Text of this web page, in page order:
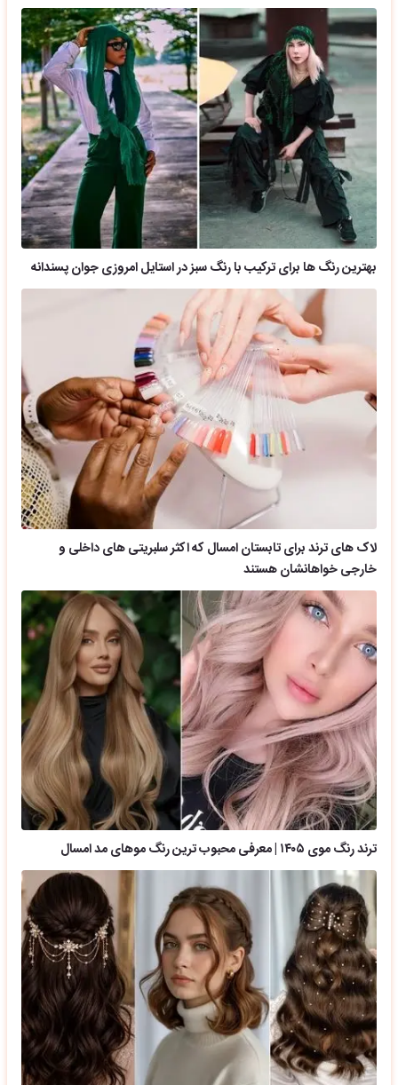
بهترین رنگ ها برای ترکیب با رنگ سبز در استایل امروزی جوان پسندانه
لاک های ترند برای تابستان امسال که اکثر سلبریتی های داخلی و
خارجی خواهانشان هستند
ترند رنگ موی ۱۴۰۵ | معرفی محبوب ترین رنگ موهای مد امسال